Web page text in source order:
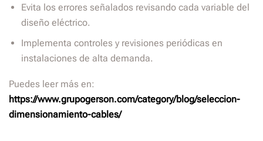
Evita los errores señalados revisando cada variable del
diseño eléctrico.
Implementa controles y revisiones periódicas en
instalaciones de alta demanda.
Puedes leer más en:
https://www.grupogerson.com/category/blog/seleccion-
dimensionamiento-cables/